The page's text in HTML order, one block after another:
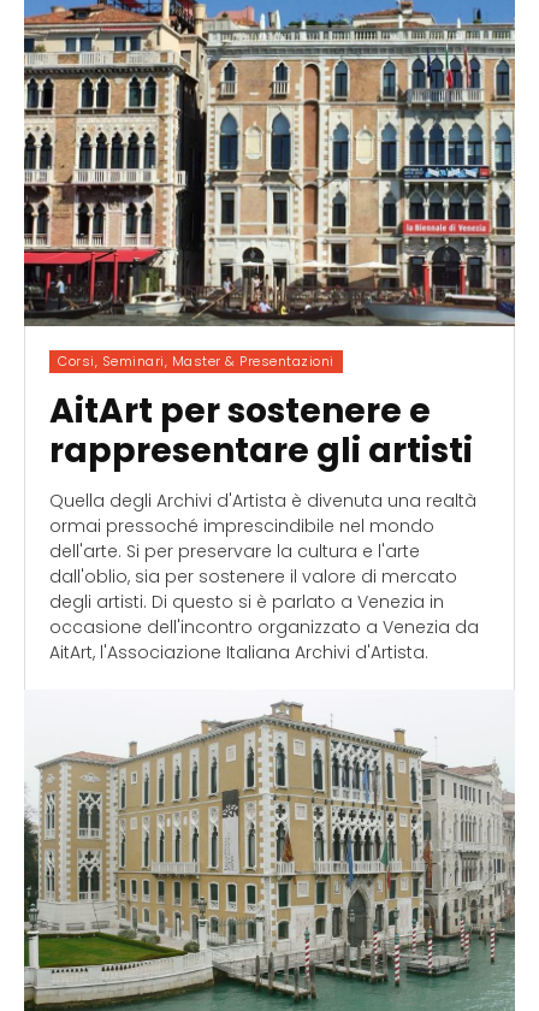
Corsi, Seminari, Master & Presentazioni
AitArt per sostenere e
rappresentare gli artisti
Quella degli Archivi d'Artista è divenuta una realtà
ormai pressoché imprescindibile nel mondo
dell'arte. Si per preservare la cultura e l'arte
dall'oblio, sia per sostenere il valore di mercato
degli artisti. Di questo si è parlato a Venezia in
occasione dell'incontro organizzato a Venezia da
AitArt, l'Associazione Italiana Archivi d'Artista.